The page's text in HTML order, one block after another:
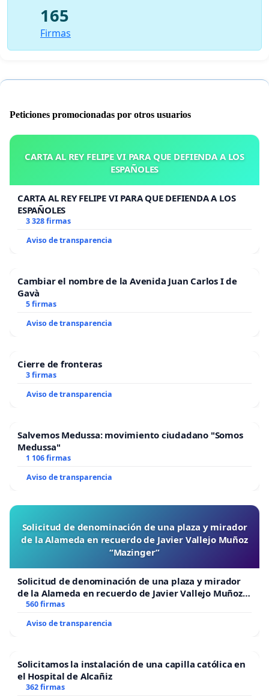
165
Firmas
Peticiones promocionadas por otros usuarios
CARTA AL REY FELIPE VI PARA QUE DEFIENDA A LOS
ESPAÑOLES
CARTA AL REY FELIPE VI PARA QUE DEFIENDA A LOS
ESPAÑOLES
3 328 firmas
Aviso de transparencia
Cambiar el nombre de la Avenida Juan Carlos I de
Gavà
5 firmas
Aviso de transparencia
Cierre de fronteras
3 firmas
Aviso de transparencia
Salvemos Medussa: movimiento ciudadano "Somos
Medussa"
1 106 firmas
Aviso de transparencia
Solicitud de denominación de una plaza y mirador
de la Alameda en recuerdo de Javier Vallejo Muñoz
“Mazinger”
Solicitud de denominación de una plaza y mirador
de la Alameda en recuerdo de Javier Vallejo Muñoz
“Mazinger”
560 firmas
Aviso de transparencia
Solicitamos la instalación de una capilla católica en
el Hospital de Alcañiz
362 firmas